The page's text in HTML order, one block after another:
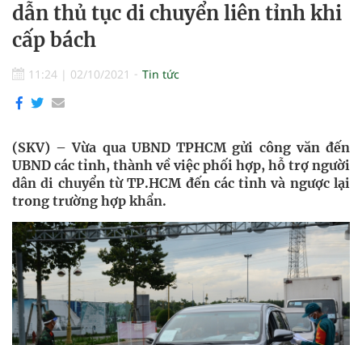
dẫn thủ tục di chuyển liên tỉnh khi
cấp bách
11:24 | 02/10/2021 Tin tức
(SKV) – Vừa qua UBND TPHCM gửi công văn đến
UBND các tỉnh, thành về việc phối hợp, hỗ trợ người
dân di chuyển từ TP.HCM đến các tỉnh và ngược lại
trong trường hợp khẩn.